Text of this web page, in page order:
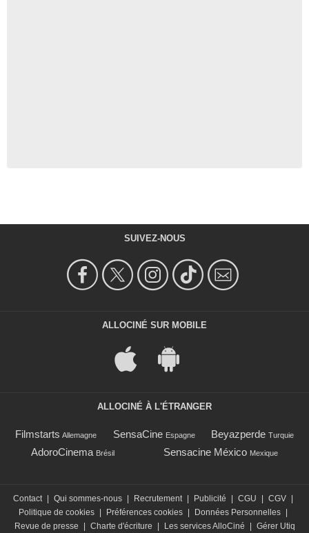
SUIVEZ-NOUS
ALLOCINÉ SUR MOBILE
ALLOCINÉ À L'ÉTRANGER
Filmstarts Allemagne SensaCine Espagne Beyazperde Turquie
AdoroCinema Brésil Sensacine México Mexique
Contact Qui sommes-nous Recrutement Publicité CGU CGV
Politique de cookies
Préférences cookies Données Personnelles
Revue de presse
Charte d'écriture Les services AlloCiné Gérer Utiq